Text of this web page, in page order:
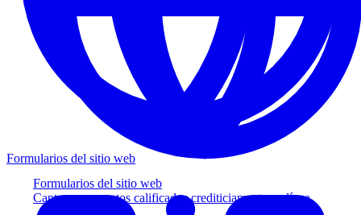
Formularios del sitio web
Capture prospectos calificados crediticiamente en línea
Formularios del sitio web